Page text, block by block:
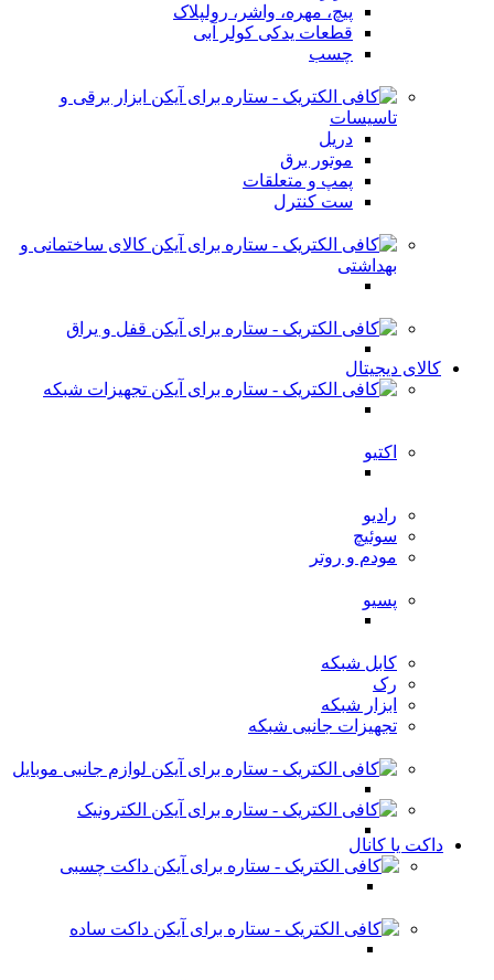
پیچ، مهره، واشر، رولپلاک
قطعات یدکی کولر آبی
چسب
ابزار برقی و
تاسیسات
دریل
موتور برق
پمپ و متعلقات
ست کنترل
کالای ساختمانی و
بهداشتی
قفل و یراق
کالای دیجیتال
تجهیزات شبکه
اکتیو
رادیو
سوئیچ
مودم و روتر
پسیو
کابل شبکه
رک
ابزار شبکه
تجهیزات جانبی شبکه
لوازم جانبی موبایل
الکترونیک
داکت یا کانال
داکت چسبی
داکت ساده